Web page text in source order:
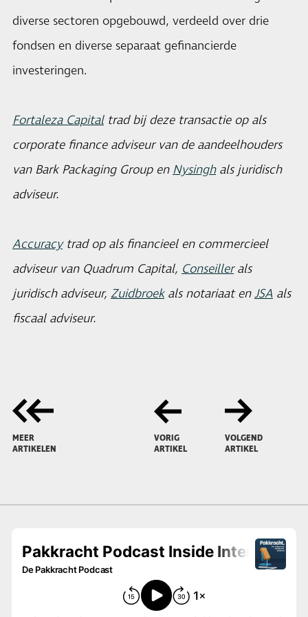
diverse sectoren opgebouwd, verdeeld over drie
fondsen en diverse separaat gefinancierde
investeringen.
Fortaleza Capitaltrad bij deze transactie op als
corporate finance adviseur van de aandeelhouders
van Bark Packaging Group enNysinghals juridisch
adviseur.
Accuracytrad op als financieel en commercieel
adviseur van Quadrum Capital, Conseillerals
juridisch adviseur, Zuidbroekals notariaat enJSA als
fiscaal adviseur.
MEER
ARTIKELEN
VORIG
ARTIKEL
VOLGEND
ARTIKEL